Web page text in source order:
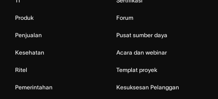
Produk
Penjualan
Kesehatan
Ritel
Pemerintahan
Forum
Pusat sumber daya
Acara dan webinar
Templat proyek
Kesuksesan Pelanggan